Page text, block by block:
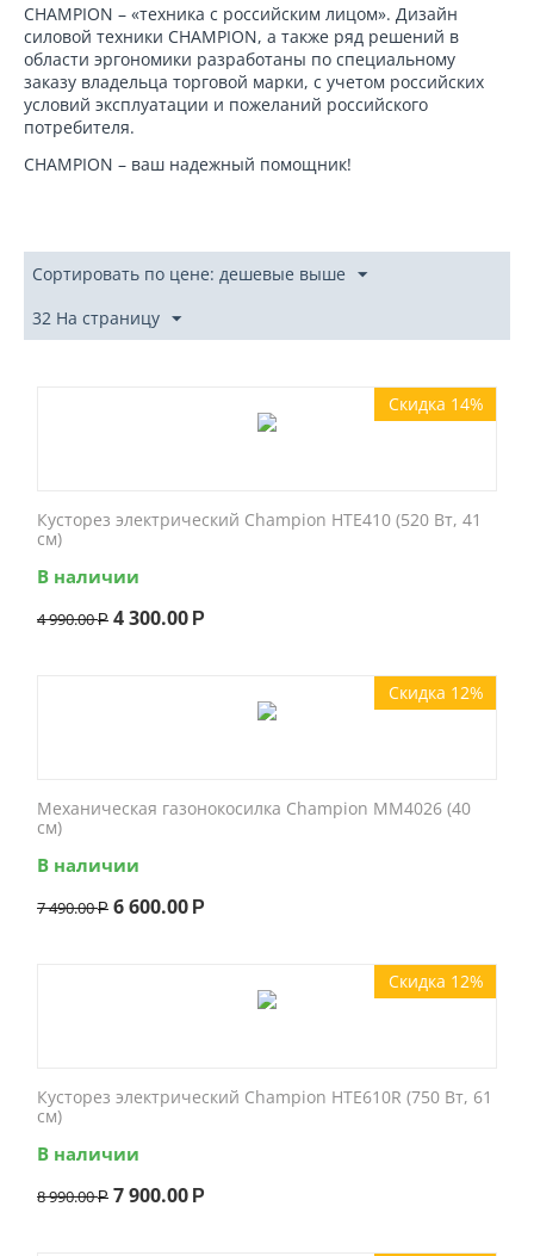
CHAMPION – «техника с российским лицом». Дизайн
силовой техники CHAMPION, а также ряд решений в
области эргономики разработаны по специальному
заказу владельца торговой марки, с учетом российских
условий эксплуатации и пожеланий российского
потребителя.
CHAMPION – ваш надежный помощник!
Сортировать по цене: дешевые выше
32 На страницу
Скидка 14%
Кусторез электрический Champion HTE410 (520 Вт, 41
см)
В наличии
4 990.00 Р 4 300.00 Р
Скидка 12%
Механическая газонокосилка Champion MM4026 (40
см)
В наличии
7 490.00 Р 6 600.00 Р
Скидка 12%
Кусторез электрический Champion HTE610R (750 Вт, 61
см)
В наличии
8 990.00 Р 7 900.00 Р